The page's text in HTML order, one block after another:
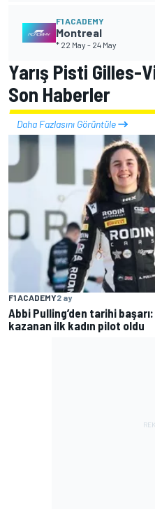
F1 ACADEMY
Montreal
* 22 May - 24 May
Yarış Pisti Gilles-
Son Haberler
Daha Fazlasını Görüntüle
F1 ACADEMY2 ay
Abbi Pulling’den tarihi başarı:
kazanan ilk kadın pilot oldu